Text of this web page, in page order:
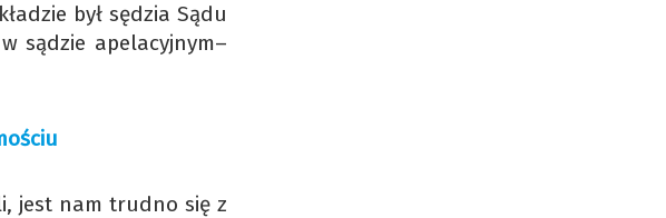
był sędzia Sądu
sądzie apelacyjnym–
jest nam trudno się z